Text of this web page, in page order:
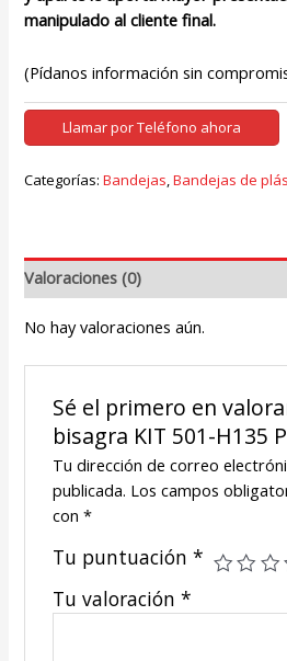
manipulado al cliente final.
(Pídanos información sin
Llamar por Teléfono ahora
Categorías:Bandejas,Bandejas de
Valoraciones (0)
No hay valoraciones aún.
Sé el primero en
bisagra KIT 501-H135
Tu dirección de correo
publicada. Los campos
con *
Tu puntuación *
Tu valoración *